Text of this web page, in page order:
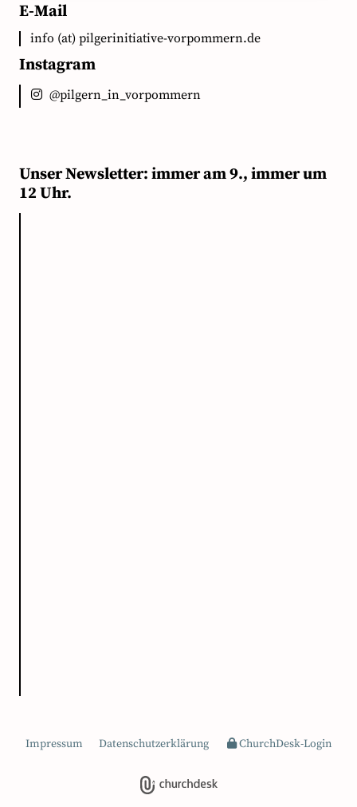
E-Mail
info (at) pilgerinitiative-vorpommern.de
Instagram
@pilgern_in_vorpommern
Unser Newsletter: immer am 9., immer um
12 Uhr.
Impressum Datenschutzerklärung ChurchDesk-Login